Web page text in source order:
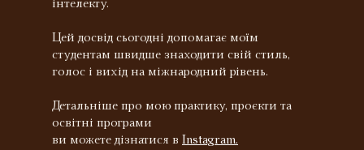
інтелекту.
Цей досвід сьогодні допомагає моїм
студентам швидше знаходити свій стиль,
голос і вихід на міжнародний рівень.
Детальніше про мою практику, проєкти та
освітні програми
ви можете дізнатися в Instagram.